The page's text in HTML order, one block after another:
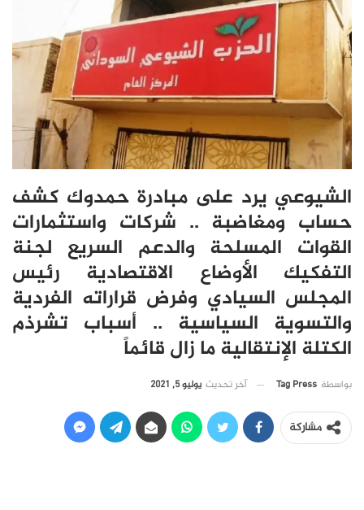
الشيوعي يرد على مبادرة حمدوك كشف
حساب ومغاضبة .. شركات واستثمارات
القوات المسلحة والدعم السريع لجنة
التفكيك الأوضاع الاقتصادية رئيس
المجلس السيادي وفرض قراراته الفردية
والتسوية السياسية .. أسباب تشرذم
الكتلة الإنتقالية ما زال قائماً
بواسطة Tag Press آخر تحديث يوليو 5, 2021
مشاركة